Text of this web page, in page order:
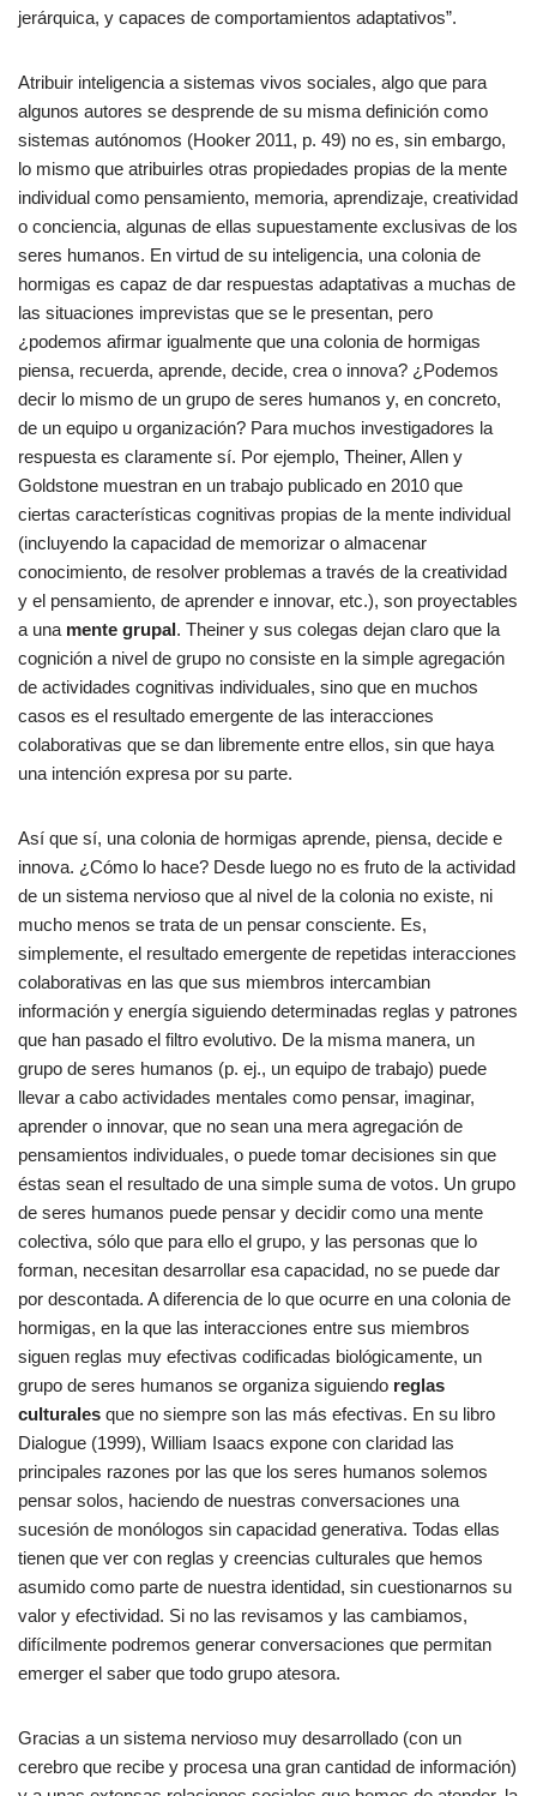
jerárquica, y capaces de comportamientos adaptativos”.
Atribuir inteligencia a sistemas vivos sociales, algo que para
algunos autores se desprende de su misma definición como
sistemas autónomos (Hooker 2011, p. 49) no es, sin embargo,
lo mismo que atribuirles otras propiedades propias de la mente
individual como pensamiento, memoria, aprendizaje, creatividad
o conciencia, algunas de ellas supuestamente exclusivas de los
seres humanos. En virtud de su inteligencia, una colonia de
hormigas es capaz de dar respuestas adaptativas a muchas de
las situaciones imprevistas que se le presentan, pero
¿podemos afirmar igualmente que una colonia de hormigas
piensa, recuerda, aprende, decide, crea o innova? ¿Podemos
decir lo mismo de un grupo de seres humanos y, en concreto,
de un equipo u organización? Para muchos investigadores la
respuesta es claramente sí. Por ejemplo, Theiner, Allen y
Goldstone muestran en un trabajo publicado en 2010 que
ciertas características cognitivas propias de la mente individual
(incluyendo la capacidad de memorizar o almacenar
conocimiento, de resolver problemas a través de la creatividad
y el pensamiento, de aprender e innovar, etc.), son proyectables
a una mente grupal. Theiner y sus colegas dejan claro que la
cognición a nivel de grupo no consiste en la simple agregación
de actividades cognitivas individuales, sino que en muchos
casos es el resultado emergente de las interacciones
colaborativas que se dan libremente entre ellos, sin que haya
una intención expresa por su parte.
Así que sí, una colonia de hormigas aprende, piensa, decide e
innova. ¿Cómo lo hace? Desde luego no es fruto de la actividad
de un sistema nervioso que al nivel de la colonia no existe, ni
mucho menos se trata de un pensar consciente. Es,
simplemente, el resultado emergente de repetidas interacciones
colaborativas en las que sus miembros intercambian
información y energía siguiendo determinadas reglas y patrones
que han pasado el filtro evolutivo. De la misma manera, un
grupo de seres humanos (p. ej., un equipo de trabajo) puede
llevar a cabo actividades mentales como pensar, imaginar,
aprender o innovar, que no sean una mera agregación de
pensamientos individuales, o puede tomar decisiones sin que
éstas sean el resultado de una simple suma de votos. Un grupo
de seres humanos puede pensar y decidir como una mente
colectiva, sólo que para ello el grupo, y las personas que lo
forman, necesitan desarrollar esa capacidad, no se puede dar
por descontada. A diferencia de lo que ocurre en una colonia de
hormigas, en la que las interacciones entre sus miembros
siguen reglas muy efectivas codificadas biológicamente, un
grupo de seres humanos se organiza siguiendo reglas
culturales que no siempre son las más efectivas. En su libro
Dialogue (1999), William Isaacs expone con claridad las
principales razones por las que los seres humanos solemos
pensar solos, haciendo de nuestras conversaciones una
sucesión de monólogos sin capacidad generativa. Todas ellas
tienen que ver con reglas y creencias culturales que hemos
asumido como parte de nuestra identidad, sin cuestionarnos su
valor y efectividad. Si no las revisamos y las cambiamos,
difícilmente podremos generar conversaciones que permitan
emerger el saber que todo grupo atesora.
Gracias a un sistema nervioso muy desarrollado (con un
cerebro que recibe y procesa una gran cantidad de información)